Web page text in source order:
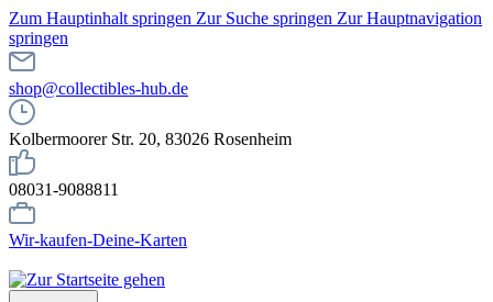
Zum Hauptinhalt springen Zur Suche springen Zur Hauptnavigation
springen
shop@collectibles-hub.de
Kolbermoorer Str. 20, 83026 Rosenheim
08031-9088811
Wir-kaufen-Deine-Karten